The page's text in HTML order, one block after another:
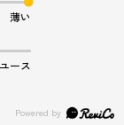
薄い
ース